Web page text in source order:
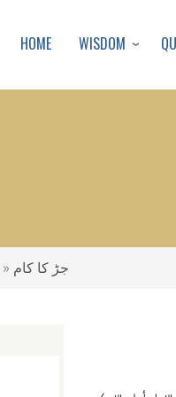
HOME WISDOM
جڑ کا کام
سے